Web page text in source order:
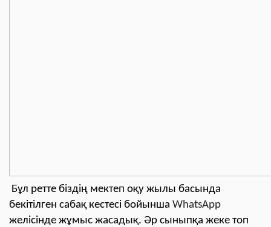
Бұл ретте біздің мектеп оқу жылы басында
бекітілген сабақ кестесі бойынша WhatsApp
желісінде жұмыс жасадық. Әр сыныпқа жеке топ